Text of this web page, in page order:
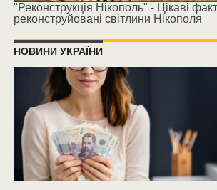
"Реконструкція Нікополь" - Цікаві
реконструйовані світлини Нікополя
НОВИНИ УКРАЇНИ